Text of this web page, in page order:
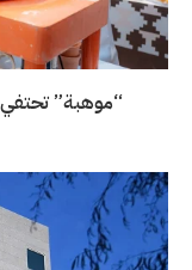
“موهبة” تحتفي بوفود